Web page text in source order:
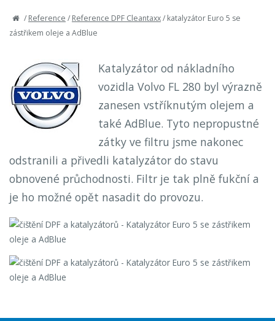
/Reference /Reference DPF Cleantaxx/katalyzátor Euro 5 se
zástřikem oleje a AdBlue
Katalyzátor od nákladního
vozidla Volvo FL 280 byl výrazně
zanesen vstříknutým olejem a
také AdBlue. Tyto nepropustné
zátky ve filtru jsme nakonec
odstranili a přivedli katalyzátor do stavu
obnovené průchodnosti. Filtr je tak plně fukční a
je ho možné opět nasadit do provozu.